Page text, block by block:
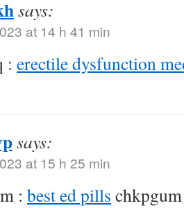
says:
at 14 h 41 min
: erectile dysfunction
says:
at 15 h 25 min
: best ed pills chkpgum